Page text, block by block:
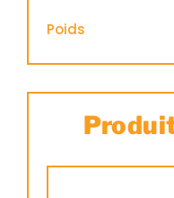
Poids